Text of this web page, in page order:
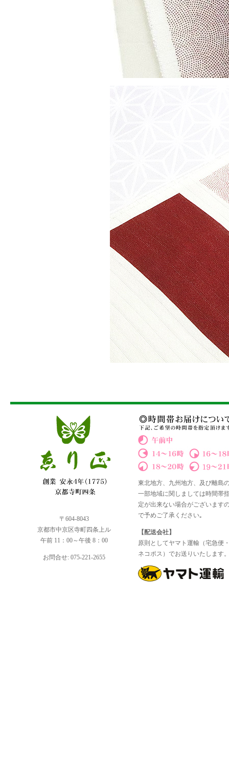
〒604-8043
京都市中京区寺町四条上ル
午前 11：00～午後 8：00
お問合せ: 075-221-2655
東北地方、九州地方、及び離島
一部地域に関しましては時間帯
定が出来ない場合がございます
で予めご了承ください｡
【配送会社】
原則としてヤマト運輸（宅急便
ネコポス）でお送りいたします